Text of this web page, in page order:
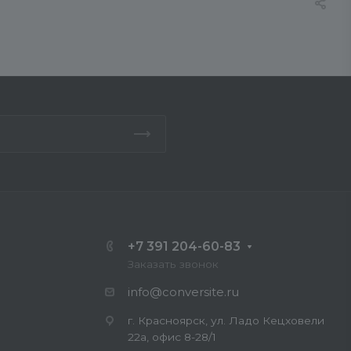
+7 391 204-60-83
Заказать звонок
info@conversite.ru
г. Красноярск, ул. Ладо Кецховели
22а, офис 8-28/1